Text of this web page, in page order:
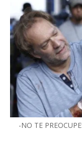
-NO TE